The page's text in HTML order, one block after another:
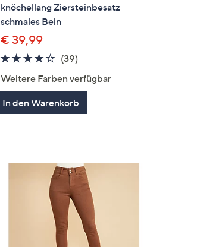
knöchellang Ziersteinbesatz
schmales Bein
€ 39,99
4.2
5
(39)
Weitere Farben verfügbar
In den Warenkorb